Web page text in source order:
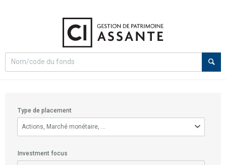
Select
Recherche
options
Type de placement
Type
Actions, Marché monétaire, Revenu fixe, Équilibrés
Investment focus
Investment